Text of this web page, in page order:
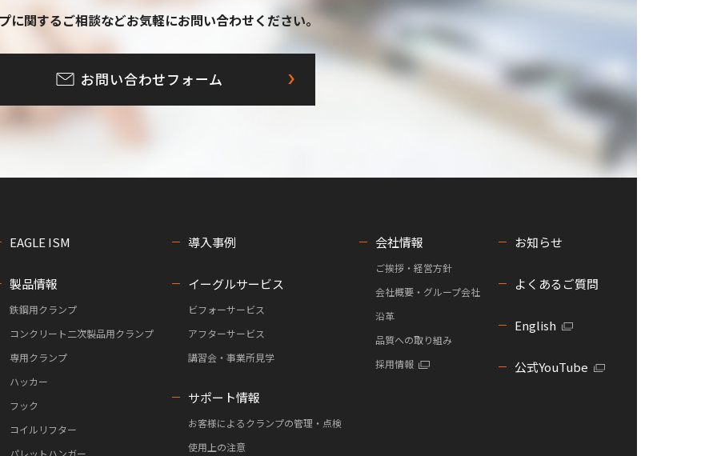
に関するご相談などお気軽にお問い合わせください。
お問い合わせフォーム
EAGLE ISM
製品情報
鉄鋼用クランプ
コンクリート二次製品用クランプ
専用クランプ
ハッカー
フック
コイルリフター
パレットハンガー
導入事例
イーグルサービス
ビフォーサービス
アフターサービス
講習会・事業所見学
サポート情報
お客様によるクランプの管理・点検
使用上の注意
会社情報
ご挨拶・経営方針
会社概要・グループ会社
沿革
品質への取り組み
採用情報
お知らせ
よくあるご質問
English
公式YouTube